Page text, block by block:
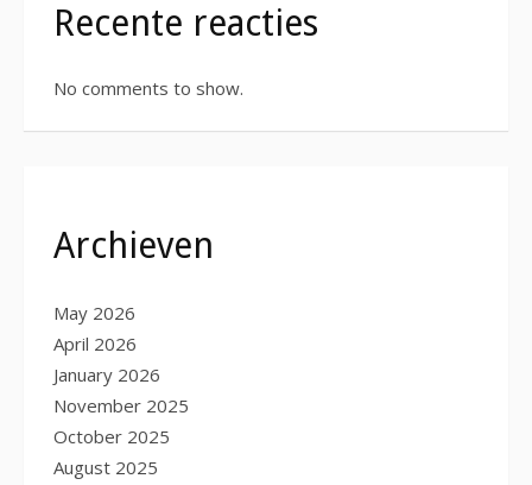
Recente reacties
No comments to show.
Archieven
May 2026
April 2026
January 2026
November 2025
October 2025
August 2025